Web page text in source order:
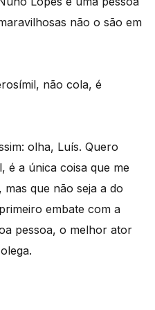
não o são em
não cola, é
olha, Luís. Quero
é a única coisa que me
que não seja a do
embate com a
pessoa, o melhor ator